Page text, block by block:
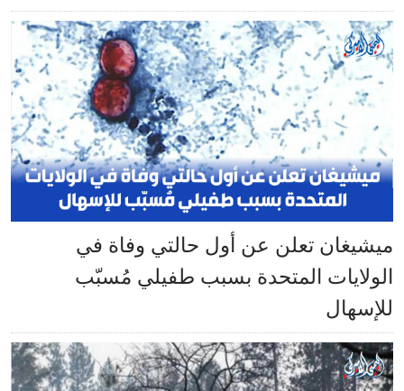
ميشيغان تعلن عن أول حالتي وفاة في
الولايات المتحدة بسبب طفيلي مُسبّب
للإسهال